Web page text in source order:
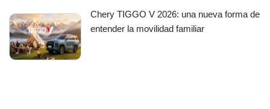
Chery TIGGO V 2026: una nueva forma de
entender la movilidad familiar